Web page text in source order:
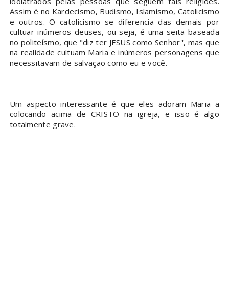
Assim é no Kardecismo, Budismo, Islamismo, Catolicismo
e outros. O catolicismo se diferencia das demais por
cultuar inúmeros deuses, ou seja, é uma seita baseada
no politeísmo, que "diz ter JESUS como Senhor'', mas que
na realidade cultuam Maria e inúmeros personagens que
necessitavam de salvação como eu e você.
Um aspecto interessante é que eles adoram Maria a
colocando acima de CRISTO na igreja, e isso é algo
totalmente grave.